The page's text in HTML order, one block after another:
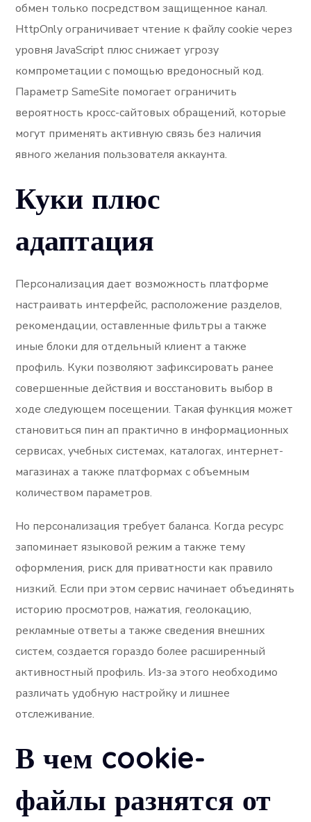
обмен только посредством защищенное канал.
HttpOnly ограничивает чтение к файлу cookie через
уровня JavaScript плюс снижает угрозу
компрометации с помощью вредоносный код.
Параметр SameSite помогает ограничить
вероятность кросс-сайтовых обращений, которые
могут применять активную связь без наличия
явного желания пользователя аккаунта.
Куки плюс
адаптация
Персонализация дает возможность платформе
настраивать интерфейс, расположение разделов,
рекомендации, оставленные фильтры а также
иные блоки для отдельный клиент а также
профиль. Куки позволяют зафиксировать ранее
совершенные действия и восстановить выбор в
ходе следующем посещении. Такая функция может
становиться пин ап практично в информационных
сервисах, учебных системах, каталогах, интернет-
магазинах а также платформах с объемным
количеством параметров.
Но персонализация требует баланса. Когда ресурс
запоминает языковой режим а также тему
оформления, риск для приватности как правило
низкий. Если при этом сервис начинает объединять
историю просмотров, нажатия, геолокацию,
рекламные ответы а также сведения внешних
систем, создается гораздо более расширенный
активностный профиль. Из-за этого необходимо
различать удобную настройку и лишнее
отслеживание.
В чем cookie-
файлы разнятся от